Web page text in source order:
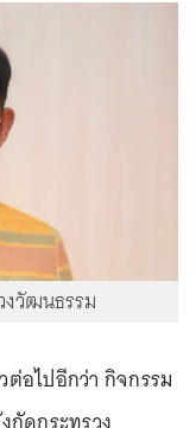
วัฒนธรรม
อไปอีกว่า กิจกรรม